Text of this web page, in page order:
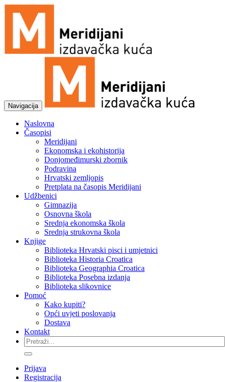
Navigacija
Naslovna
Časopisi
Meridijani
Ekonomska i ekohistorija
Donjomeđimurski zbornik
Podravina
Hrvatski zemljopis
Pretplata na časopis Meridijani
Udžbenici
Gimnazija
Osnovna škola
Srednja ekonomska škola
Srednja strukovna škola
Knjige
Biblioteka Hrvatski pisci i umjetnici
Biblioteka Historia Croatica
Biblioteka Geographia Croatica
Biblioteka Posebna izdanja
Biblioteka slikovnice
Pomoć
Kako kupiti?
Opći uvjeti poslovanja
Dostava
Kontakt
Prijava
Registracija